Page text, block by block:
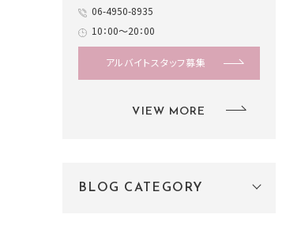
06-4950-8935
10：00～20：00
アルバイトスタッフ募集
VIEW MORE
BLOG CATEGORY